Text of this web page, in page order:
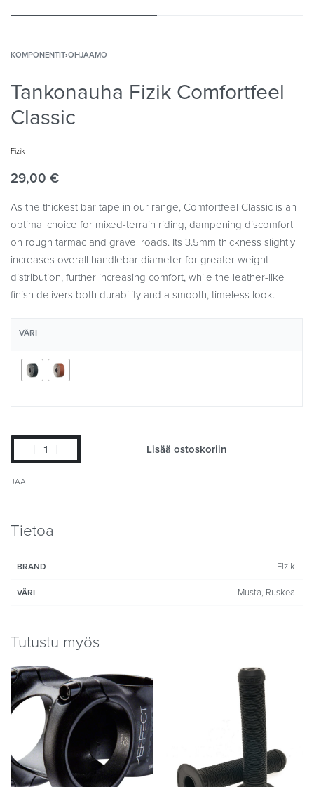
KOMPONENTIT›OHJAAMO
Tankonauha Fizik Comfortfeel
Classic
Fizik
29,00 €
As the thickest bar tape in our range, Comfortfeel Classic is an
optimal choice for mixed-terrain riding, dampening discomfort
on rough tarmac and gravel roads. Its 3.5mm thickness slightly
increases overall handlebar diameter for greater weight
distribution, further increasing comfort, while the leather-like
finish delivers both durability and a smooth, timeless look.
VÄRI
Lisää ostoskoriin
JAA
Tietoa
BRAND Fizik
VÄRI Musta, Ruskea
Tutustu myös